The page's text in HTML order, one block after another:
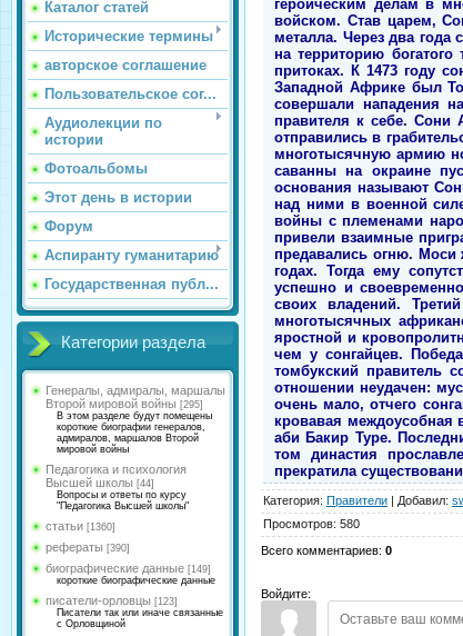
Каталог статей
Исторические термины
авторское соглашение
Пользовательское сог...
Аудиолекции по
истории
Фотоальбомы
Этот день в истории
Форум
Аспиранту гуманитарию
Государственная публ...
Категории раздела
Генералы, адмиралы, маршалы
Второй мировой войны [295]
В этом разделе будут помещены
короткие биографии генералов,
адмиралов, маршалов Второй
мировой войны
Педагогика и психология
Высшей школы [44]
Вопросы и ответы по курсу
"Педагогика Высшей школы"
статьи [1360]
рефераты [390]
биографические данные [149]
короткие биографические данные
писатели-орловцы [123]
Писатели так или иначе связанные
с Орловщиной
героическим делам в
войском. Став царем,
металла. Через два года
на территорию
притоках. К 1473 году
Западной Африке был
совершали нападения
правителя к себе. Сони
отправились в
многотысячную армию
саванны на окраине
основания называют
над ними в военной
войны с племенами
привели взаимные
предавались огню. Моси
годах. Тогда ему
успешно и
своих владений.
многотысячных
яростной и
чем у сонгайцев.
томбукский правитель
отношении неудачен:
очень мало, отчего
кровавая
аби Бакир Туре.
том династия
прекратила
Категория: Правители | Добавил:
Просмотров: 580
Всего комментариев: 0
Войдите: